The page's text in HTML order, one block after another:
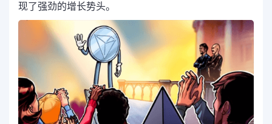
现了强劲的增长势头。